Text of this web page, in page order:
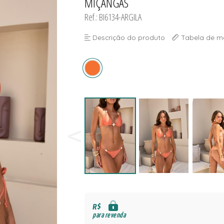
Ref.: BI6134-ARGILA
Descrição do produto Tabela de
R$
para revenda